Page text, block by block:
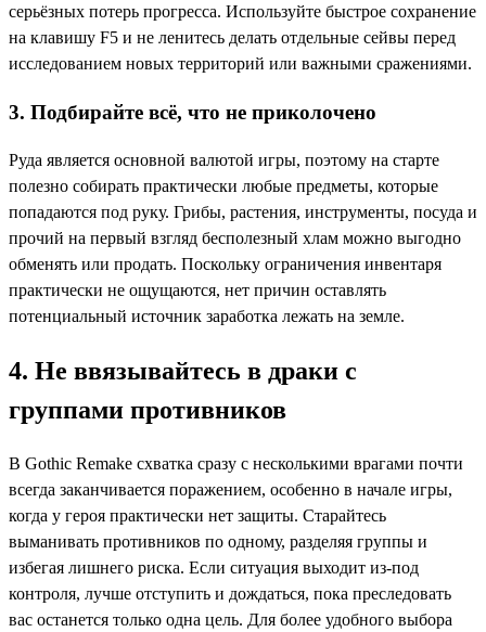
серьёзных потерь прогресса. Используйте быстрое сохранение
на клавишу F5 и не ленитесь делать отдельные сейвы перед
исследованием новых территорий или важными сражениями.
3. Подбирайте всё, что не приколочено
Руда является основной валютой игры, поэтому на старте
полезно собирать практически любые предметы, которые
попадаются под руку. Грибы, растения, инструменты, посуда и
прочий на первый взгляд бесполезный хлам можно выгодно
обменять или продать. Поскольку ограничения инвентаря
практически не ощущаются, нет причин оставлять
потенциальный источник заработка лежать на земле.
4. Не ввязывайтесь в драки с
группами противников
В Gothic Remake схватка сразу с несколькими врагами почти
всегда заканчивается поражением, особенно в начале игры,
когда у героя практически нет защиты. Старайтесь
выманивать противников по одному, разделяя группы и
избегая лишнего риска. Если ситуация выходит из-под
контроля, лучше отступить и дождаться, пока преследовать
вас останется только одна цель. Для более удобного выбора